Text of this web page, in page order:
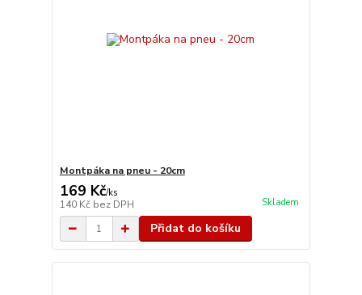
Montpáka na pneu - 20cm
169 Kč/ks
140 Kč bez DPH Skladem
Přidat do košíku